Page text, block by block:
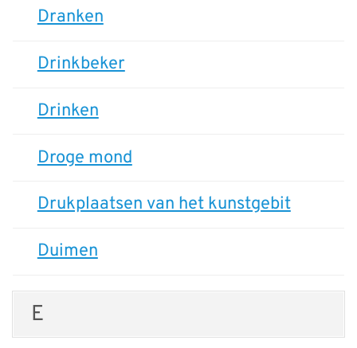
Dranken
Drinkbeker
Drinken
Droge mond
Drukplaatsen van het kunstgebit
Duimen
E